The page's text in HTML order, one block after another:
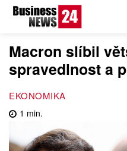
Macron slíbil
spravedlnost a
EKONOMIKA
1 min.